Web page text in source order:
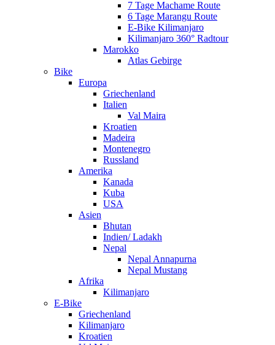
7 Tage Machame Route
6 Tage Marangu Route
E-Bike Kilimanjaro
Kilimanjaro 360° Radtour
Marokko
Atlas Gebirge
Bike
Europa
Griechenland
Italien
Val Maira
Kroatien
Madeira
Montenegro
Russland
Amerika
Kanada
Kuba
USA
Asien
Bhutan
Indien/ Ladakh
Nepal
Nepal Annapurna
Nepal Mustang
Afrika
Kilimanjaro
E-Bike
Griechenland
Kilimanjaro
Kroatien